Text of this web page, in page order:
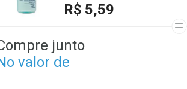
R$ 5,59
junto
valor de